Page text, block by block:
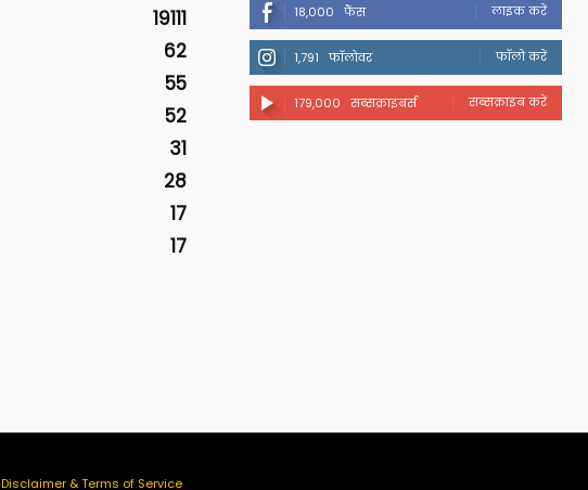
19111
62
55
52
31
28
17
17
18,000 फैंस लाइक करें
1,791 फॉलोवर फॉलो करें
179,000 सब्सक्राइबर्स सब्सक्राइब करें
Disclaimer & Terms of Service